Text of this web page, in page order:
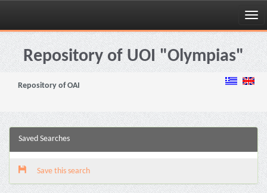
Skip
navigationRepository of UOI "Olympias"
Repository of OAI
Saved Searches
Save this search